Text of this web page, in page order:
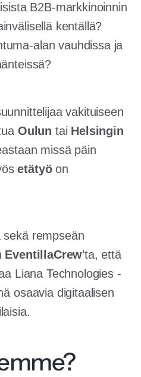
B2B-markkinoinnin
kentällä?
alan vauhdissa ja
vakituiseen
Oulun tai Helsingin
missä päin
etätyöon
sekä rempseän
EventillaCrew’ta, että
Liana Technologies -
osaavia digitaalisen